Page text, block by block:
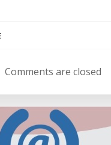
de
Comments are closed